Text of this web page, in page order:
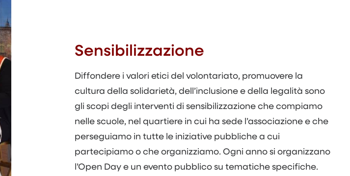
Sensibilizzazione
Diffondere i valori etici del volontariato, promuovere la
cultura della solidarietà, dell’inclusione e della legalità sono
gli scopi degli interventi di sensibilizzazione che compiamo
nelle scuole, nel quartiere in cui ha sede l’associazione e che
perseguiamo in tutte le iniziative pubbliche a cui
partecipiamo o che organizziamo. Ogni anno si organizzano
l’Open Day e un evento pubblico su tematiche specifiche.